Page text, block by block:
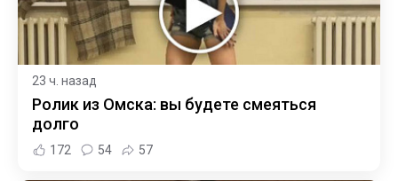
23 ч. назад
Ролик из Омска: вы будете смеяться
долго
172 54 57